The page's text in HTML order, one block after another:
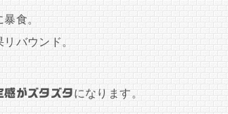
食。
バウンド。
感がズタズタになります。